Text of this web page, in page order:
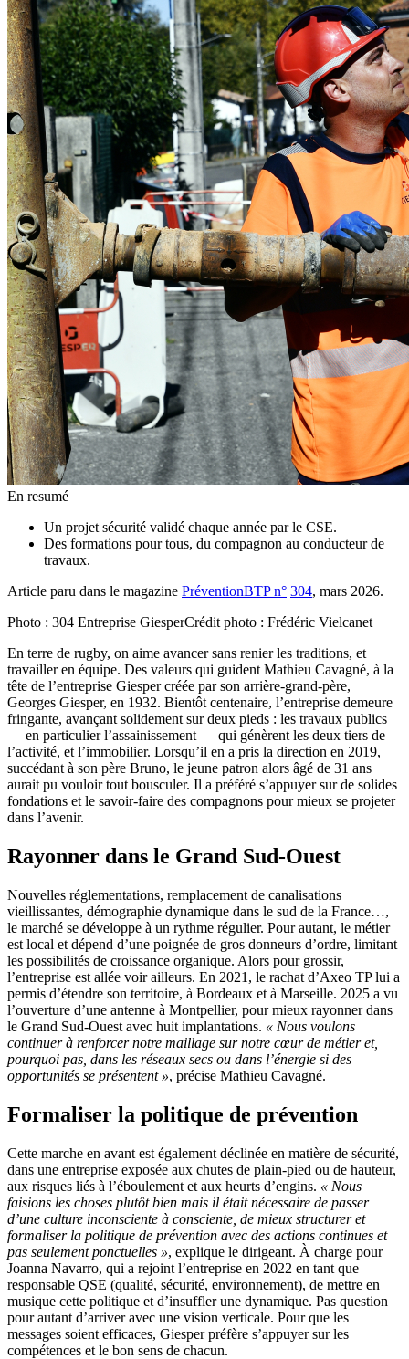
En resumé
Un projet sécurité validé chaque année par le CSE.
Des formations pour tous, du compagnon au conducteur de
travaux.
Article paru dans le magazine PréventionBTP n° 304, mars 2026.
Photo : 304 Entreprise GiesperCrédit photo : Frédéric Vielcanet
En terre de rugby, on aime avancer sans renier les traditions, et
travailler en équipe. Des valeurs qui guident Mathieu Cavagné, à la
tête de l’entreprise Giesper créée par son arrière-grand-père,
Georges Giesper, en 1932. Bientôt centenaire, l’entreprise demeure
fringante, avançant solidement sur deux pieds : les travaux publics
— en particulier l’assainissement — qui génèrent les deux tiers de
l’activité, et l’immobilier. Lorsqu’il en a pris la direction en 2019,
succédant à son père Bruno, le jeune patron alors âgé de 31 ans
aurait pu vouloir tout bousculer. Il a préféré s’appuyer sur de solides
fondations et le savoir-faire des compagnons pour mieux se projeter
dans l’avenir.
Rayonner dans le Grand Sud-Ouest
Nouvelles réglementations, remplacement de canalisations
vieillissantes, démographie dynamique dans le sud de la France…,
le marché se développe à un rythme régulier. Pour autant, le métier
est local et dépend d’une poignée de gros donneurs d’ordre, limitant
les possibilités de croissance organique. Alors pour grossir,
l’entreprise est allée voir ailleurs. En 2021, le rachat d’Axeo TP lui a
permis d’étendre son territoire, à Bordeaux et à Marseille. 2025 a vu
l’ouverture d’une antenne à Montpellier, pour mieux rayonner dans
le Grand Sud-Ouest avec huit implantations. « Nous voulons
continuer à renforcer notre maillage sur notre cœur de métier et,
pourquoi pas, dans les réseaux secs ou dans l’énergie si des
opportunités se présentent », précise Mathieu Cavagné.
Formaliser la politique de prévention
Cette marche en avant est également déclinée en matière de sécurité,
dans une entreprise exposée aux chutes de plain-pied ou de hauteur,
aux risques liés à l’éboulement et aux heurts d’engins. « Nous
faisions les choses plutôt bien mais il était nécessaire de passer
d’une culture inconsciente à consciente, de mieux structurer et
formaliser la politique de prévention avec des actions continues et
pas seulement ponctuelles », explique le dirigeant. À charge pour
Joanna Navarro, qui a rejoint l’entreprise en 2022 en tant que
responsable QSE (qualité, sécurité, environnement), de mettre en
musique cette politique et d’insuffler une dynamique. Pas question
pour autant d’arriver avec une vision verticale. Pour que les
messages soient efficaces, Giesper préfère s’appuyer sur les
compétences et le bon sens de chacun.